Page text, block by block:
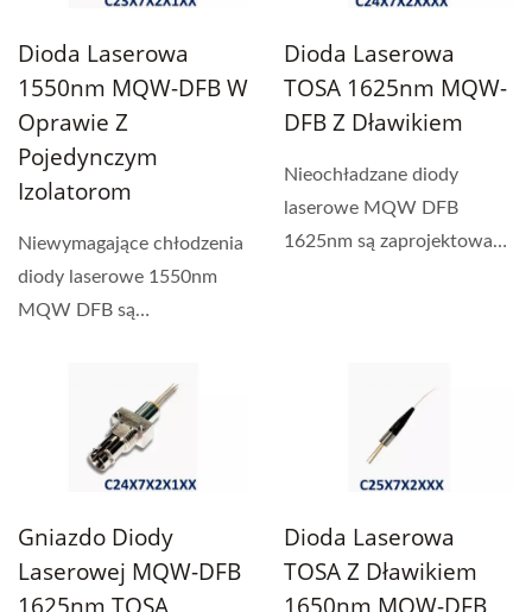
Dioda Laserowa
1550nm MQW-DFB W
Oprawie Z
Pojedynczym
Izolatorom
Niewymagające chłodzenia
diody laserowe 1550nm
MQW DFB są
Dioda Laserowa
TOSA 1625nm MQW-
DFB Z Dławikiem
Nieochładzane diody
laserowe MQW DFB
1625nm są zaprojektowane
Gniazdo Diody
Laserowej MQW-DFB
Dioda Laserowa
TOSA Z Dławikiem